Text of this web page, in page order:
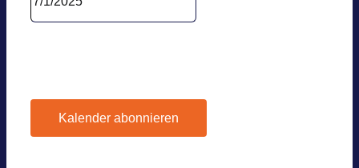
Kalender abonnieren